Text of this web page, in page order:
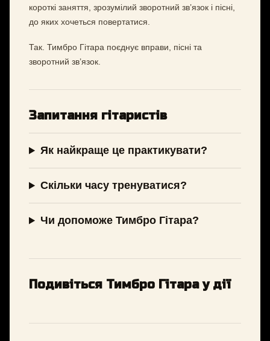
короткі заняття, зрозумілий зворотний зв’язок і пісні,
до яких хочеться повертатися.
Так. Тимбро Гітара поєднує вправи, пісні та
зворотний зв’язок.
Запитання гітаристів
Як найкраще це практикувати?
Скільки часу тренуватися?
Чи допоможе Тимбро Гітара?
Подивіться Тимбро Гітара у дії